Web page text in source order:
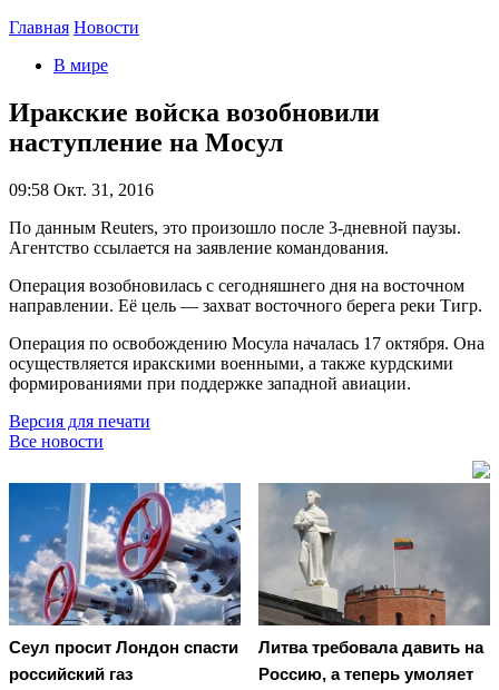
Главная Новости
В мире
Иракские войска возобновили
наступление на Мосул
09:58 Окт. 31, 2016
По данным Reuters, это произошло после 3-дневной паузы.
Агентство ссылается на заявление командования.
Операция возобновилась с сегодняшнего дня на восточном
направлении. Её цель — захват восточного берега реки Тигр.
Операция по освобождению Мосула началась 17 октября. Она
осуществляется иракскими военными, а также курдскими
формированиями при поддержке западной авиации.
Версия для печати
Все новости
Сеул просит Лондон спасти
российский газ
Литва требовала давить на
Россию, а теперь умоляет